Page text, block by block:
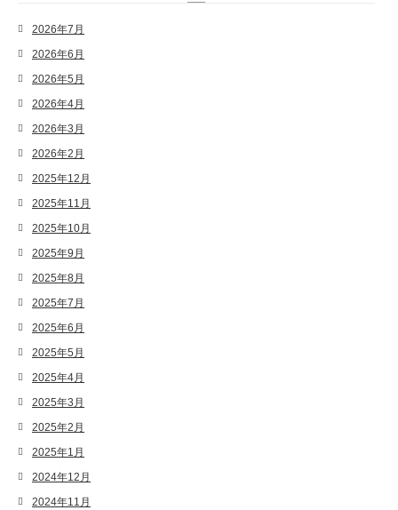
2026年7月
2026年6月
2026年5月
2026年4月
2026年3月
2026年2月
2025年12月
2025年11月
2025年10月
2025年9月
2025年8月
2025年7月
2025年6月
2025年5月
2025年4月
2025年3月
2025年2月
2025年1月
2024年12月
2024年11月